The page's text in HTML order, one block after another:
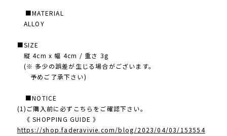
■MATERIAL
ALLOY
■SIZE
縦 4cm x 幅 4cm / 重さ 3g
(※ 多少の誤差が生じる場合がございます。
予めご了承下さい)
■NOTICE
(1)ご購入前に必ずこちらをご確認下さい。
《 SHOPPING GUIDE 》
https://shop.faderavivie.com/blog/2023/04/03/153554